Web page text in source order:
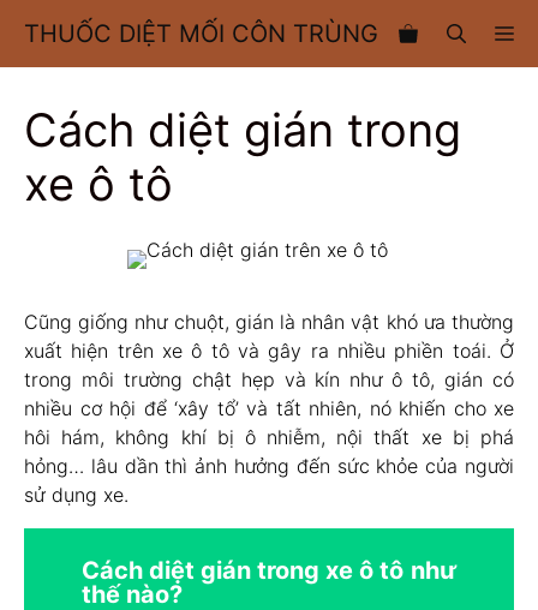
đến
nội
THUỐC DIỆT MỐI CÔN TRÙNG
Cách diệt gián trong
xe ô tô
Cũng giống như chuột, gián là nhân vật khó ưa thường
xuất hiện trên xe ô tô và gây ra nhiều phiền toái. Ở
trong môi trường chật hẹp và kín như ô tô, gián có
nhiều cơ hội để ‘xây tổ’ và tất nhiên, nó khiến cho xe
hôi hám, không khí bị ô nhiễm, nội thất xe bị phá
hỏng… lâu dần thì ảnh hưởng đến sức khỏe của người
sử dụng xe.
Cách diệt gián trong xe ô tô như
thế nào?